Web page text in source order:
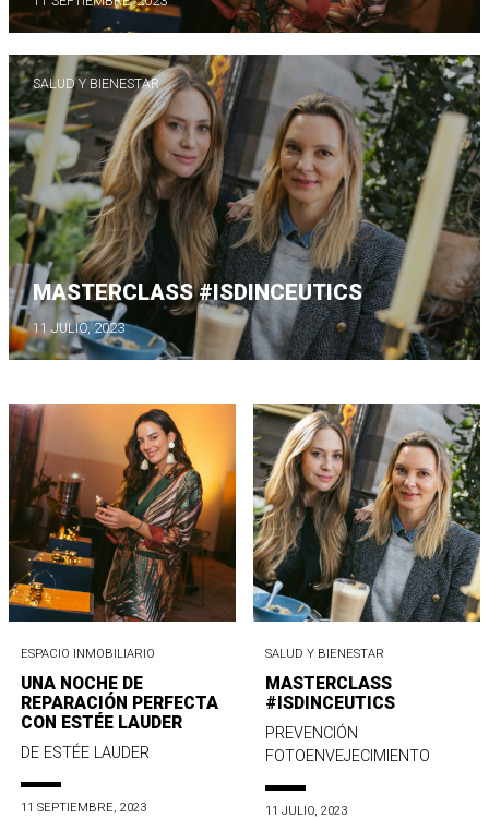
SALUD Y BIENESTAR
MASTERCLASS #ISDINCEUTICS
11 JULIO, 2023
ESPACIO INMOBILIARIO
UNA NOCHE DE
REPARACIÓN PERFECTA
CON ESTÉE LAUDER
DE ESTÉE LAUDER
11 SEPTIEMBRE, 2023
SALUD Y BIENESTAR
MASTERCLASS
#ISDINCEUTICS
PREVENCIÓN
FOTOENVEJECIMIENTO
11 JULIO, 2023